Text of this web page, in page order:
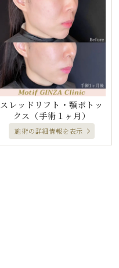
スレッドリフト・顎ボトッ
クス （手術１ヶ月）
施術の詳細情報を表示